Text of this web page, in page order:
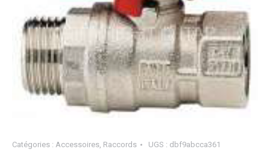
Catégories : Accessoires, Raccords UGS : dbf9abcca361